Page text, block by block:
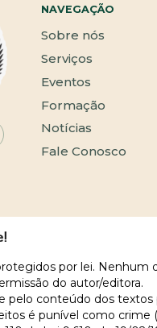
NAVEGAÇÃO
Sobre nós
Serviços
Eventos
Formação
Notícias
Fale Conosco
por lei. Nenhum
do autor/editora.
pelo conteúdo dos
é punível como crime